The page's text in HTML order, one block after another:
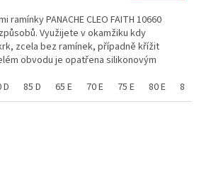
PANACHE CLEO FAITH 10660
Využijete v okamžiku kdy
zcela bez ramínek, případně křížit
obvodu je opatřena silikonovým
D 85 D 65 E 70 E 75 E 80 E 85 E